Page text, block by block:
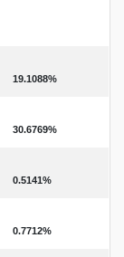
19.1088%
30.6769%
0.5141%
0.7712%